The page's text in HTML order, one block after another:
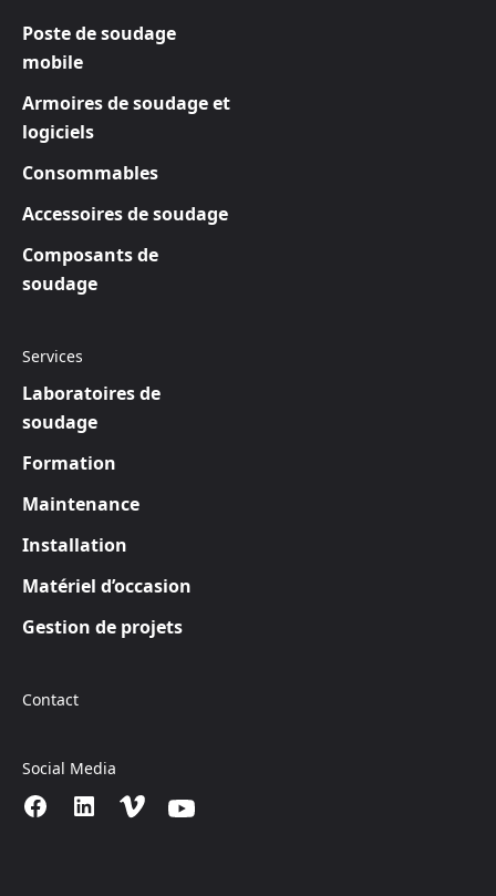
Poste de soudage
mobile
Armoires de soudage et
logiciels
Consommables
Accessoires de soudage
Composants de
soudage
Services
Laboratoires de
soudage
Formation
Maintenance
Installation
Matériel d’occasion
Gestion de projets
Contact
Social Media